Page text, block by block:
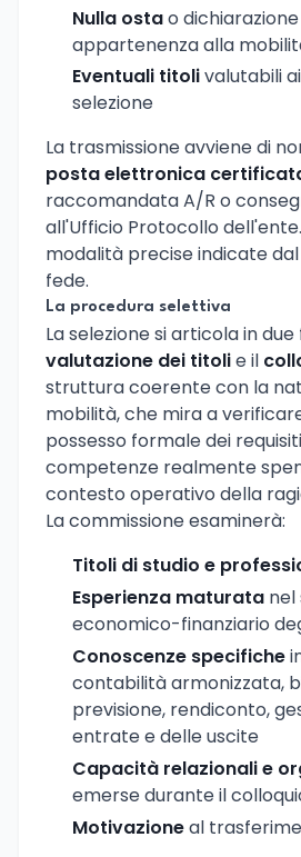
Nulla ostao
appartenenza alla
Eventuali titolivalutabili
selezione
La trasmissione avviene di
posta elettronica
raccomandata A/R o
all'Ufficio Protocollo
modalità precise indicate
fede.
La procedura selettiva
La selezione si articola in due
valutazione dei titolie il
struttura coerente con la
mobilità, che mira a
possesso formale dei
competenze realmente
contesto operativo della
La commissione esaminerà:
Titoli di studio e
Esperienza maturata
economico-finanziario
Conoscenze specifiche
contabilità armonizzata,
previsione, rendiconto,
entrate e delle uscite
Capacità relazionali e
emerse durante il
Motivazioneal